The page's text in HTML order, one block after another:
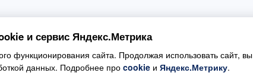
и сервис Яндекс.Метрика
функционирования сайта. Продолжая использовать сайт, вы
данных. Подробнее про cookie и Яндекс.Метрику.